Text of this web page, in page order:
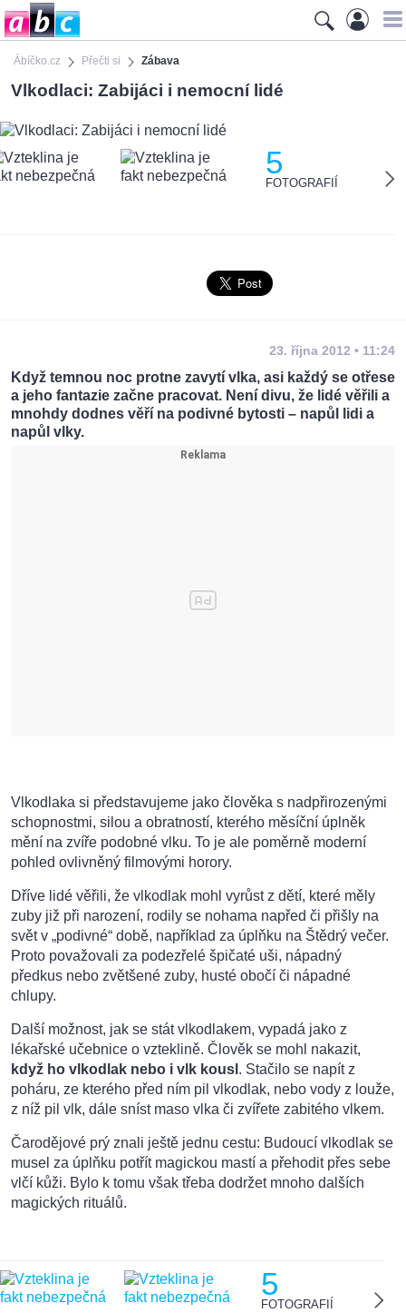
Ábíčko.cz Přečti si Zábava
Vlkodlaci: Zabijáci i nemocní lidé
5
FOTOGRAFIÍ
23. října 2012 • 11:24
Když temnou noc protne zavytí vlka, asi každý se otřese
a jeho fantazie začne pracovat. Není divu, že lidé věřili a
mnohdy dodnes věří na podivné bytosti – napůl lidi a
napůl vlky.
Vlkodlaka si představujeme jako člověka s nadpřirozenými
schopnostmi, silou a obratností, kterého měsíční úplněk
mění na zvíře podobné vlku. To je ale poměrně moderní
pohled ovlivněný filmovými horory.
Dříve lidé věřili, že vlkodlak mohl vyrůst z dětí, které měly
zuby již při narození, rodily se nohama napřed či přišly na
svět v „podivné“ době, například za úplňku na Štědrý večer.
Proto považovali za podezřelé špičaté uši, nápadný
předkus nebo zvětšené zuby, husté obočí či nápadné
chlupy.
Další možnost, jak se stát vlkodlakem, vypadá jako z
lékařské učebnice o vzteklině. Člověk se mohl nakazit,
když ho vlkodlak nebo i vlk kousl . Stačilo se napít z
poháru, ze kterého před ním pil vlkodlak, nebo vody z louže,
z níž pil vlk, dále sníst maso vlka či zvířete zabitého vlkem.
Čarodějové prý znali ještě jednu cestu: Budoucí vlkodlak se
musel za úplňku potřít magickou mastí a přehodit přes sebe
vlčí kůži. Bylo k tomu však třeba dodržet mnoho dalších
magických rituálů.
5
FOTOGRAFIÍ